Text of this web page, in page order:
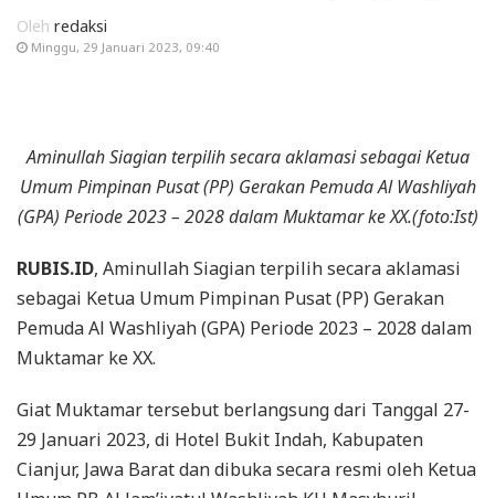
Oleh redaksi
Minggu, 29 Januari 2023, 09:40
Aminullah Siagian terpilih secara aklamasi sebagai Ketua
Umum Pimpinan Pusat (PP) Gerakan Pemuda Al Washliyah
(GPA) Periode 2023 – 2028 dalam Muktamar ke XX.(foto:Ist)
RUBIS.ID, Aminullah Siagian terpilih secara aklamasi
sebagai Ketua Umum Pimpinan Pusat (PP) Gerakan
Pemuda Al Washliyah (GPA) Periode 2023 – 2028 dalam
Muktamar ke XX.
Giat Muktamar tersebut berlangsung dari Tanggal 27-
29 Januari 2023, di Hotel Bukit Indah, Kabupaten
Cianjur, Jawa Barat dan dibuka secara resmi oleh Ketua